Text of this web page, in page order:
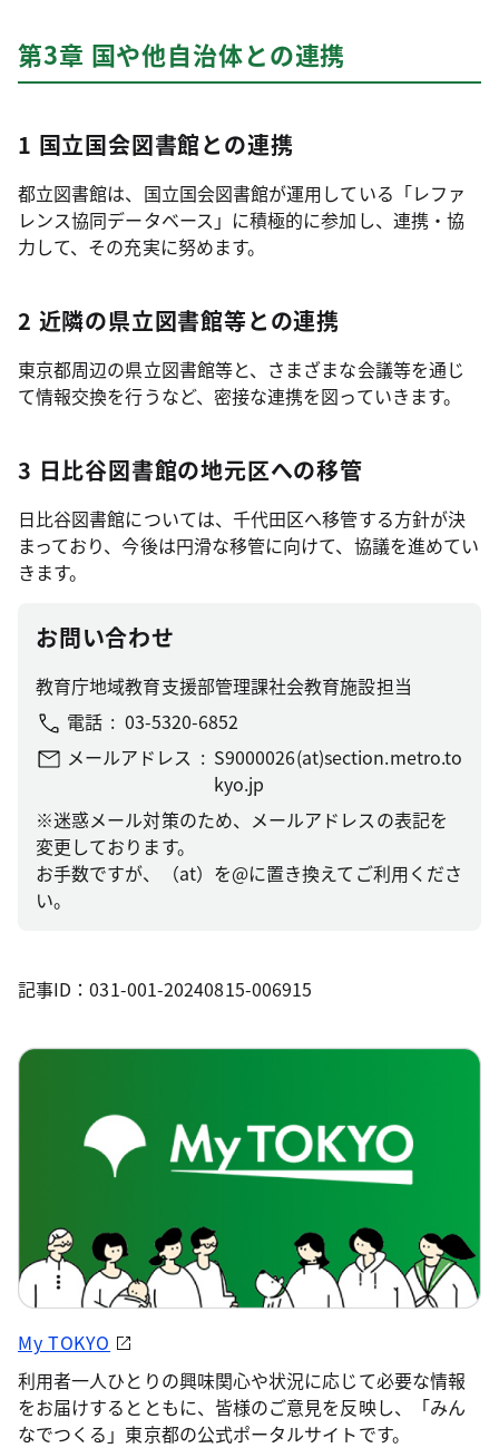
第3章 国や他自治体との連携
1 国立国会図書館との連携
都立図書館は、国立国会図書館が運用している「レファ
レンス協同データベース」に積極的に参加し、連携・協
力して、その充実に努めます。
2 近隣の県立図書館等との連携
東京都周辺の県立図書館等と、さまざまな会議等を通じ
て情報交換を行うなど、密接な連携を図っていきます。
3 日比谷図書館の地元区への移管
日比谷図書館については、千代田区へ移管する方針が決
まっており、今後は円滑な移管に向けて、協議を進めてい
きます。
お問い合わせ
教育庁地域教育支援部管理課社会教育施設担当
電話
03-5320-6852
メールアドレス
S9000026(at)section.metro.to
kyo.jp
※迷惑メール対策のため、メールアドレスの表記を
変更しております。
お手数ですが、（at）を@に置き換えてご利用くださ
い。
記事ID：031-001-20240815-006915
My TOKYO
利用者一人ひとりの興味関心や状況に応じて必要な情報
をお届けするとともに、皆様のご意見を反映し、「みん
なでつくる」東京都の公式ポータルサイトです。